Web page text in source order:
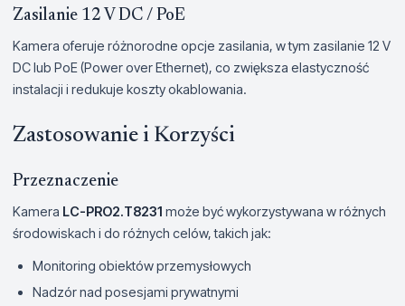
Zasilanie 12 V DC / PoE
Kamera oferuje różnorodne opcje zasilania, w tym zasilanie 12 V
DC lub PoE (Power over Ethernet), co zwiększa elastyczność
instalacji i redukuje koszty okablowania.
Zastosowanie i Korzyści
Przeznaczenie
Kamera LC-PRO2.T8231 może być wykorzystywana w różnych
środowiskach i do różnych celów, takich jak:
Monitoring obiektów przemysłowych
Nadzór nad posesjami prywatnymi